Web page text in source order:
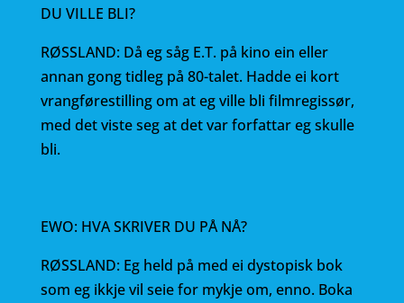
DU VILLE BLI?
RØSSLAND: Då eg såg E.T. på kino ein eller
annan gong tidleg på 80-talet. Hadde ei kort
vrangførestilling om at eg ville bli filmregissør,
med det viste seg at det var forfattar eg skulle
bli.
EWO: HVA SKRIVER DU PÅ NÅ?
RØSSLAND: Eg held på med ei dystopisk bok
som eg ikkje vil seie for mykje om, enno. Boka